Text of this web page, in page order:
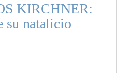
KIRCHNER:
su natalicio